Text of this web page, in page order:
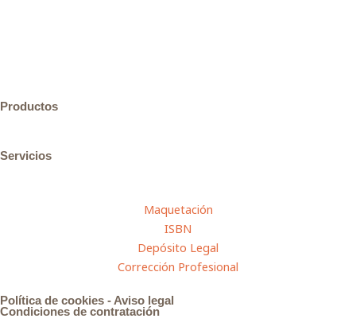
Productos
Servicios
Maquetación
ISBN
Depósito Legal
Corrección Profesional
Política de cookies - Aviso legal
Condiciones de contratación